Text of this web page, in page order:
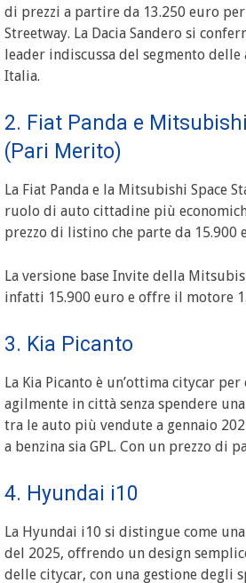
di prezzi a partire da 13.250 euro
Streetway. La Dacia Sandero si
leader indiscussa del segmento delle
Italia.
2. Fiat Panda e
(Pari Merito)
La Fiat Panda e la Mitsubishi Space
ruolo di auto cittadine più
prezzo di listino che parte da 15.900
La versione base Invite della
infatti 15.900 euro e offre il motore
3. Kia Picanto
La Kia Picanto è un’ottima citycar
agilmente in città senza spendere
tra le auto più vendute a gennaio
a benzina sia GPL. Con un prezzo di
4. Hyundai i10
La Hyundai i10 si distingue come
del 2025, offrendo un design
delle citycar, con una gestione degli